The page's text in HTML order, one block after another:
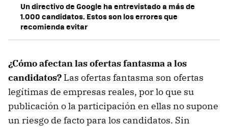
Un directivo de Google ha entrevistado a más de
1.000 candidatos. Estos son los errores que
recomienda evitar
¿Cómo afectan las ofertas fantasma a los
candidatos? Las ofertas fantasma son ofertas
legítimas de empresas reales, por lo que su
publicación o la participación en ellas no supone
un riesgo de facto para los candidatos. Sin